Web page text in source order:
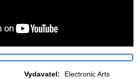
Vydavatel:
Electronic Arts